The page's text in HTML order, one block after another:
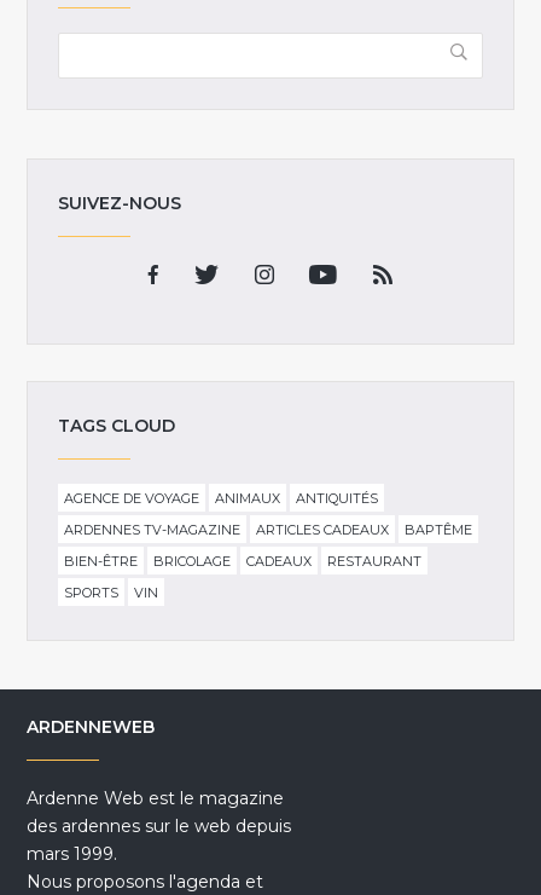
SUIVEZ-NOUS
TAGS CLOUD
AGENCE DE VOYAGE ANIMAUX
ANTIQUITÉS
ARDENNES TV-MAGAZINE
ARTICLES CADEAUX
BAPTÊME
BIEN-ÊTRE
BRICOLAGE CADEAUX
RESTAURANT
SPORTS
VIN
ARDENNEWEB
Ardenne Web est le magazine
des ardennes sur le web depuis
mars 1999.
Nous proposons l'agenda et